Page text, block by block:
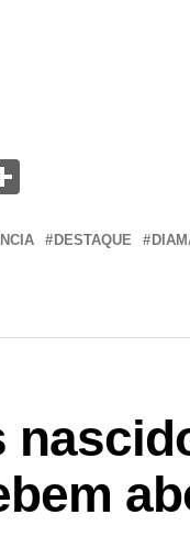
DESTAQUE